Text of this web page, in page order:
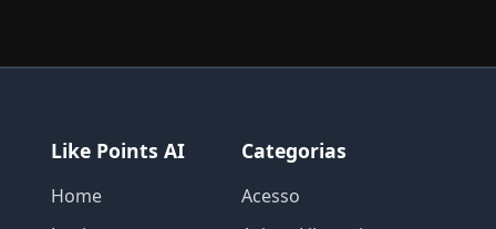
Like Points AI
Home
Categorias
Acesso